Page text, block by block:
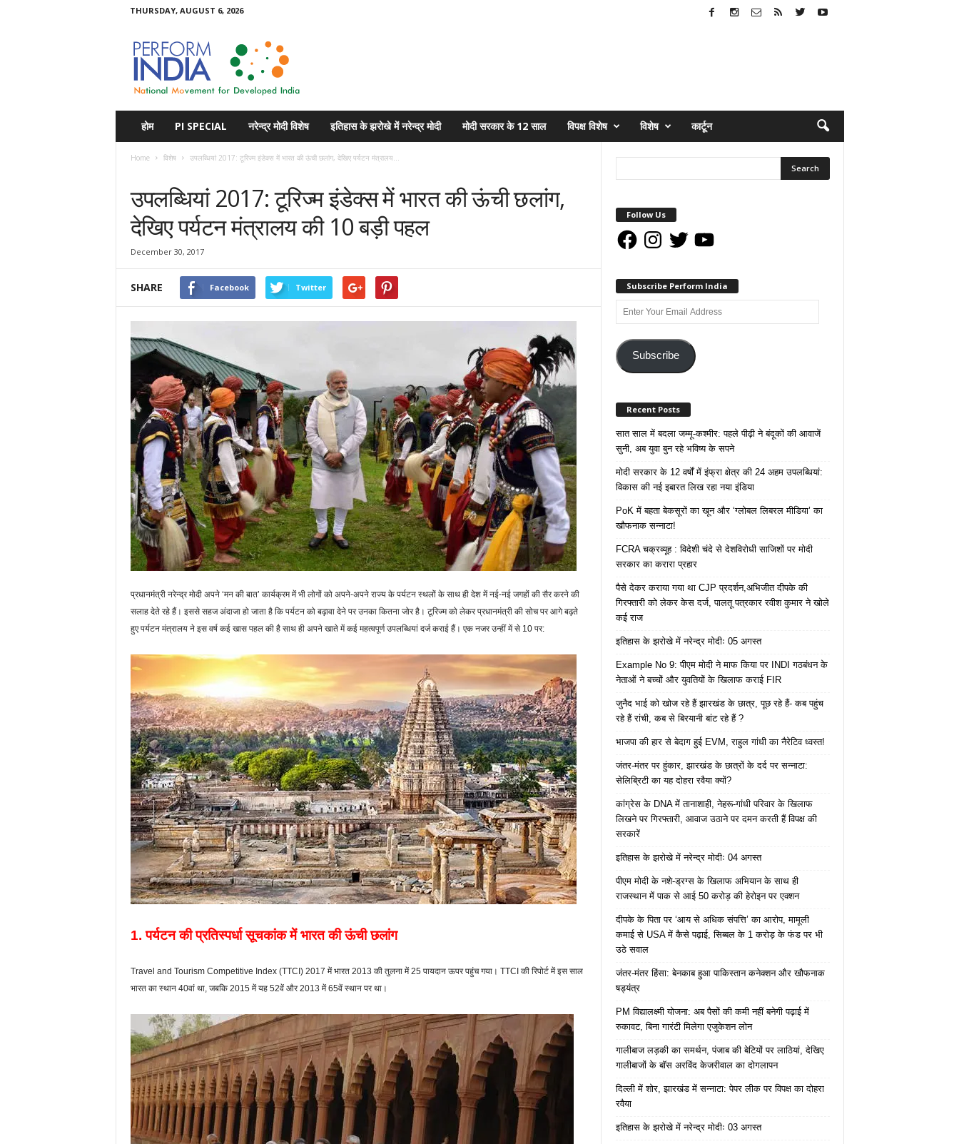
THURSDAY, AUGUST 6, 2026
होम PI SPECIAL नरेन्द्र मोदी विशेष इतिहास के झरोखे में नरेन्द्र मोदी मोदी सरकार के 12 साल विपक्ष विशेष विशेष कार्टून
Home विशेष उपलब्धियां 2017: टूरिज्म इंडेक्स में भारत की ऊंची छलांग, देखिए पर्यटन मंत्रालय...
उपलब्धियां 2017: टूरिज्म इंडेक्स में भारत की ऊंची छलांग,
देखिए पर्यटन मंत्रालय की 10 बड़ी पहल
December 30, 2017
SHARE Facebook Twitter
प्रधानमंत्री नरेन्द्र मोदी अपने ‘मन की बात’ कार्यक्रम में भी लोगों को अपने-अपने राज्य के पर्यटन स्थलों के साथ ही देश में नई-नई जगहों की सैर करने की
सलाह देते रहे हैं। इससे सहज अंदाजा हो जाता है कि पर्यटन को बढ़ावा देने पर उनका कितना जोर है। टूरिज्म को लेकर प्रधानमंत्री की सोच पर आगे बढ़ते
हुए पर्यटन मंत्रालय ने इस वर्ष कई खास पहल की है साथ ही अपने खाते में कई महत्वपूर्ण उपलब्धियां दर्ज कराई हैं। एक नजर उन्हीं में से 10 पर:
1. पर्यटन की प्रतिस्पर्धा सूचकांक में भारत की ऊंची छलांग
Travel and Tourism Competitive Index (TTCI) 2017 में भारत 2013 की तुलना में 25 पायदान ऊपर पहुंच गया। TTCI की रिपोर्ट में इस साल
भारत का स्‍थान 40वां था, जबकि 2015 में यह 52वें और 2013 में 65वें स्‍थान पर था।
Follow Us
FacebookInstagram
Twitter YouTube
Subscribe Perform India
Enter
Your
AddressSubscribe
Recent Posts
सात साल में बदला जम्मू-कश्मीर: पहले पीढ़ी ने बंदूकों की आवाजें
सुनी, अब युवा बुन रहे भविष्य के सपने
मोदी सरकार के 12 वर्षों में इंफ्रा क्षेत्र की 24 अहम उपलब्धियां:
विकास की नई इबारत लिख रहा नया इंडिया
PoK में बहता बेकसूरों का खून और ‘ग्लोबल लिबरल मीडिया’ का
खौफनाक सन्नाटा!
FCRA चक्रव्यूह : विदेशी चंदे से देशविरोधी साजिशों पर मोदी
सरकार का करारा प्रहार
पैसे देकर कराया गया था CJP प्रदर्शन,अभिजीत दीपके की
गिरफ्तारी को लेकर केस दर्ज, पालतू पत्रकार रवीश कुमार ने खोले
कई राज
इतिहास के झरोखे में नरेन्द्र मोदीः 05 अगस्त
Example No 9: पीएम मोदी ने माफ किया पर INDI गठबंधन के
नेताओं ने बच्चों और युवतियों के खिलाफ कराई FIR
जुनैद भाई को खोज रहे हैं झारखंड के छात्र, पूछ रहे हैं- कब पहुंच
रहे हैं रांची, कब से बिरयानी बांट रहे हैं ?
भाजपा की हार से बेदाग हुई EVM, राहुल गांधी का नैरेटिव ध्वस्त!
जंतर-मंतर पर हुंकार, झारखंड के छात्रों के दर्द पर सन्नाटा:
सेलिब्रिटी का यह दोहरा रवैया क्यों?
कांग्रेस के DNA में तानाशाही, नेहरू-गांधी परिवार के खिलाफ
लिखने पर गिरफ्तारी, आवाज उठाने पर दमन करती हैं विपक्ष की
सरकारें
इतिहास के झरोखे में नरेन्द्र मोदीः 04 अगस्त
पीएम मोदी के नशे-ड्रग्स के खिलाफ अभियान के साथ ही
राजस्थान में पाक से आई 50 करोड़ की हेरोइन पर एक्शन
दीपके के पिता पर ‘आय से अधिक संपत्ति’ का आरोप, मामूली
कमाई से USA में कैसे पढ़ाई, सिब्बल के 1 करोड़ के फंड पर भी
उठे सवाल
जंतर-मंतर हिंसा: बेनकाब हुआ पाकिस्तान कनेक्शन और खौफनाक
षड्यंत्र
PM विद्यालक्ष्मी योजना: अब पैसों की कमी नहीं बनेगी पढ़ाई में
रुकावट, बिना गारंटी मिलेगा एजुकेशन लोन
गालीबाज लड़की का समर्थन, पंजाब की बेटियों पर लाठियां, देखिए
गालीबाजों के बॉस अरविंद केजरीवाल का दोगलापन
दिल्ली में शोर, झारखंड में सन्नाटा: पेपर लीक पर विपक्ष का दोहरा
रवैया
इतिहास के झरोखे में नरेन्द्र मोदीः 03 अगस्त